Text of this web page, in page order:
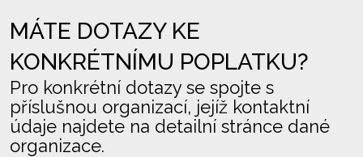
MÁTE DOTAZY KE
KONKRÉTNÍMU POPLATKU?
Pro konkrétní dotazy se spojte s
příslušnou organizací, jejíž kontaktní
údaje najdete na detailní stránce dané
organizace.